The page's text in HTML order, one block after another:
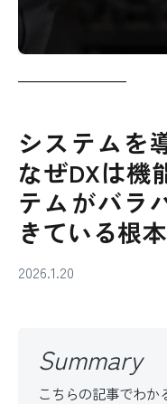
システムを
なぜDXは機
テムがバラ
きている根
2026.1.20
Summary
こちらの記事でわか